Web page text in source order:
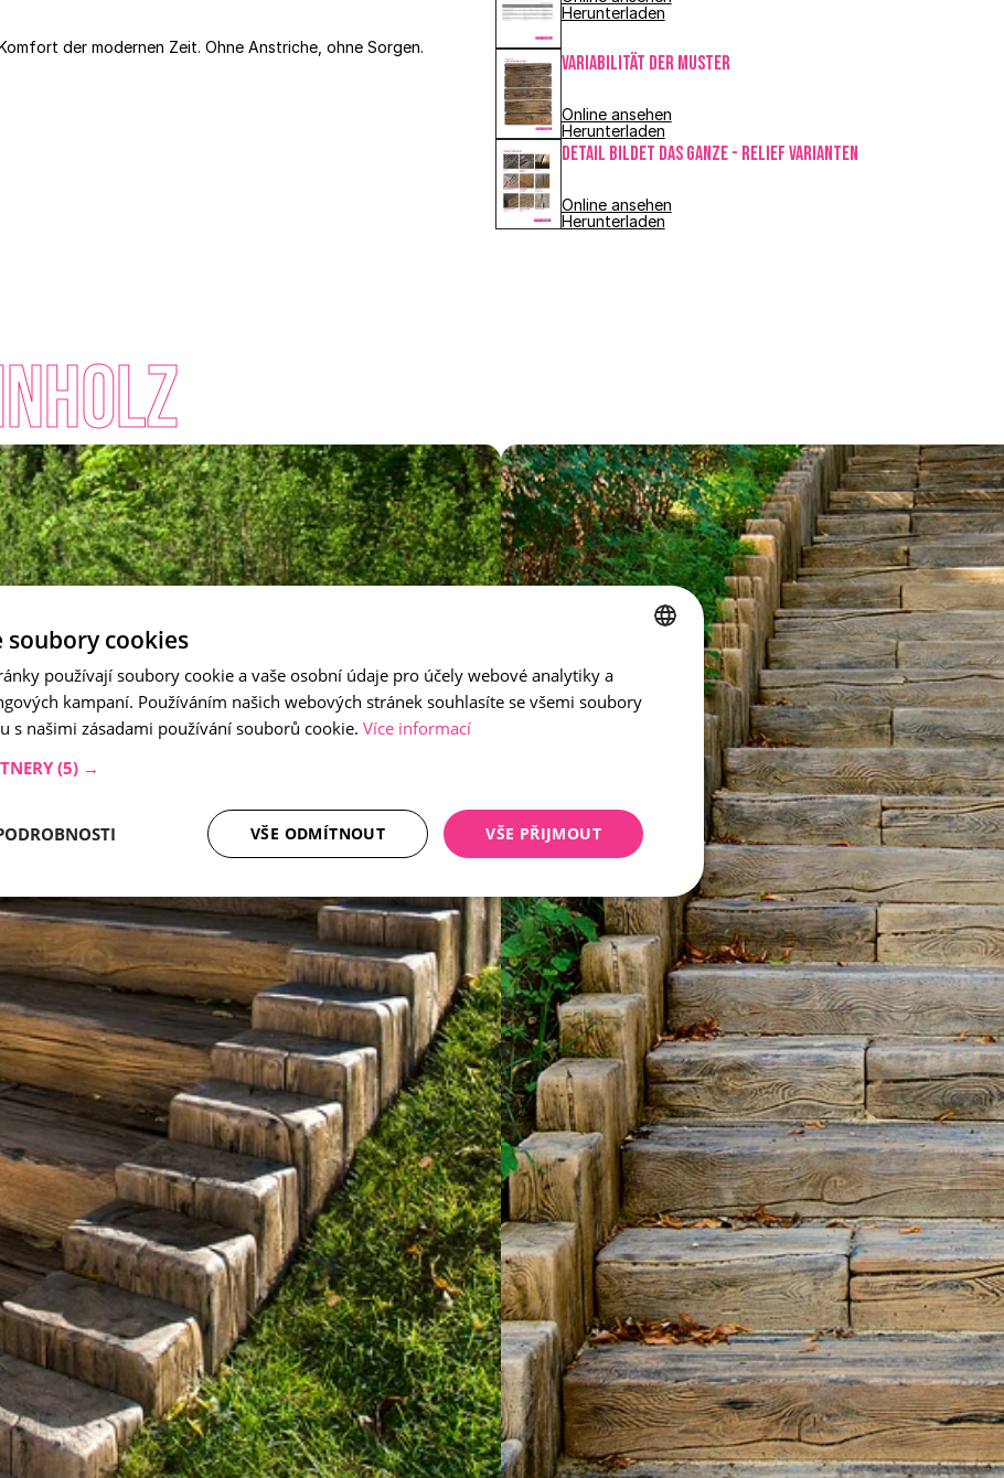
der modernen Zeit. Ohne Anstriche, ohne Sorgen.
Herunterladen
Variabilität der Muster
Online ansehen
Herunterladen
DETAIL BILDET DAS GANZE - relief Varianten
Online ansehen
Herunterladen
CZECH
ENGLISH
soubory cookies
používají soubory cookie a vaše osobní údaje pro účely webové analytiky a
kampaní. Používáním našich webových stránek souhlasíte se všemi soubory
s našimi zásadami používání souborů cookie. Více informací
(5) →
VŠE PŘIJMOUT
VŠE ODMÍTNOUT
soubory Analytika Marketing
Nezbytně nutné soubory Analytika Marketing
cookie umožňují základní funkce webových stránek, jako je přihlášení uživatele a správa účtu. Webové
nutných souborů cookie správně používat.
Poskytovatel /
Doména
Vyprší Popis
CookieScript
.ferobet.cz
5 měsíců
4 týdny
Tento soubor cookie používá služba Cookie-Script.com k
zapamatování předvoleb souhlasu se soubory cookie
návštěvníků. Je nutné, aby banner cookie Cookie-Script.com
fungoval správně.
Laravel LLC
plotova-
kalkulacka.ferobet.cz
Zavřením
prohlížeče
Interně laravel používá laravel_session k identifikaci instance
relace pro uživatele
.ferobet.cz
4 týdny 2
dny
Tento cookie se používá k jedinečné identifikaci zařízení, která
mají přístup k webové stránce, aby sledovala používání a zlepšila
uživatelskou zkušenost.
plotova-
kalkulacka.ferobet.cz
1 rok
Tento soubor cookie je napsán, aby pomohl se zabezpečením
stránek při prevenci útoků padělání mezi weby.
ochrany osobních údajů společnosti Google.